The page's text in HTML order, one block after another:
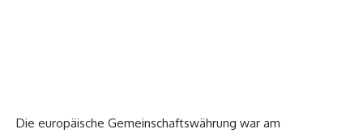
Die europäische Gemeinschaftswährung war am